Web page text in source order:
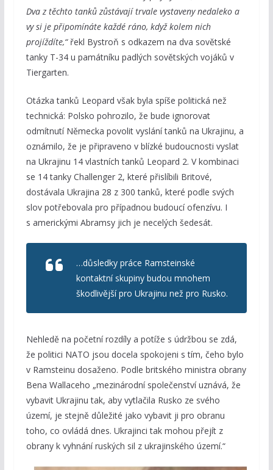
Dva z těchto tanků zůstávají trvale vystaveny nedaleko a
vy si je připomínáte každé ráno, když kolem nich
projíždíte,“ řekl Bystroň s odkazem na dva sovětské
tanky T-34 u památníku padlých sovětských vojáků v
Tiergarten.
Otázka tanků Leopard však byla spíše politická než
technická: Polsko pohrozilo, že bude ignorovat
odmítnutí Německa povolit vyslání tanků na Ukrajinu, a
oznámilo, že je připraveno v blízké budoucnosti vyslat
na Ukrajinu 14 vlastních tanků Leopard 2. V kombinaci
se 14 tanky Challenger 2, které přislíbili Britové,
dostávala Ukrajina 28 z 300 tanků, které podle svých
slov potřebovala pro případnou budoucí ofenzívu. I
s americkými Abramsy jich je necelých šedesát.
…důsledky práce Ramsteinské
kontaktní skupiny budou mnohem
škodlivější pro Ukrajinu než pro Rusko.
Nehledě na početní rozdíly a potíže s údržbou se zdá,
že politici NATO jsou docela spokojeni s tím, čeho bylo
v Ramsteinu dosaženo. Podle britského ministra obrany
Bena Wallaceho „mezinárodní společenství uznává, že
vybavit Ukrajinu tak, aby vytlačila Rusko ze svého
území, je stejně důležité jako vybavit ji pro obranu
toho, co ovládá dnes. Ukrajinci tak mohou přejít z
obrany k vyhnání ruských sil z ukrajinského území.“